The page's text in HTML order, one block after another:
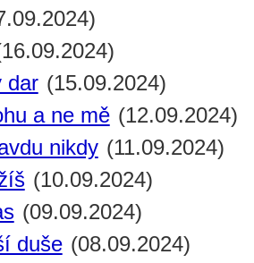
dar (15.09.2024)
a ne mě (12.09.2024)
nikdy (11.09.2024)
(10.09.2024)
(09.09.2024)
duše (08.09.2024)